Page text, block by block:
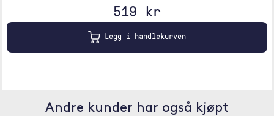
519 kr
Legg i handlekurven
Andre kunder har også kjøpt